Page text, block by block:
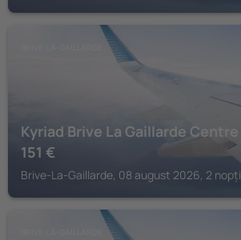
Kyriad Brive La Gaillarde Centre
151 €
Brive-La-Gaillarde, 08 august 2026, 2 nopți